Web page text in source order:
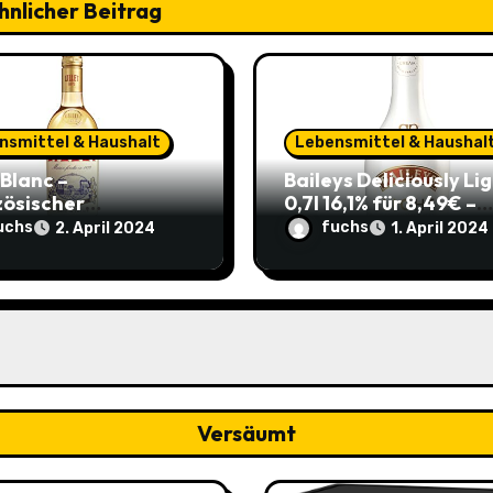
Beitrag
& Haushalt
–
0,75l 11,82€
4,17€ im Sparabo
2. April 2024
Lebensmittel &
Baileys Deliciously
0,7l 16,1% für 8,49€ –
Leichter Genuss für
Sommerparty (ehem.
14,99€)
fuchs 1. April 2024
Versäumt